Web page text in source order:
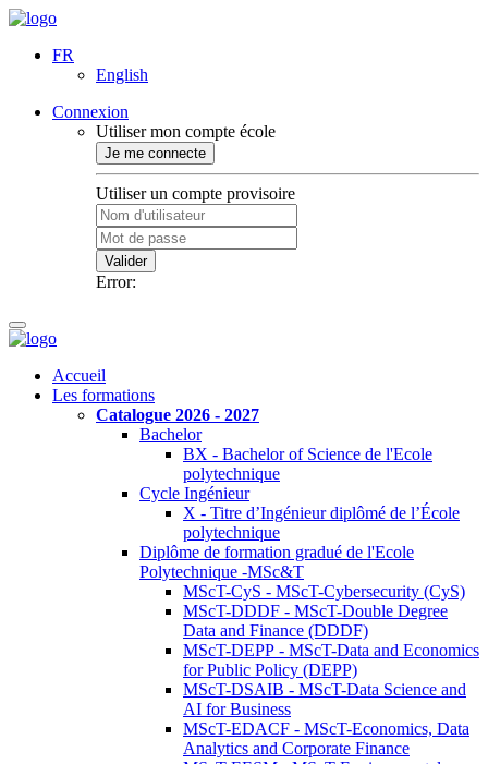
FR
English
Connexion
Utiliser mon compte école
Je me connecte
Utiliser un compte provisoire
Valider
Error:
Accueil
Les formations
Catalogue 2026 - 2027
Bachelor
BX - Bachelor of Science de l'Ecole
polytechnique
Cycle Ingénieur
X - Titre d’Ingénieur diplômé de l’École
polytechnique
Diplôme de formation gradué de l'Ecole
Polytechnique -MSc&T
MScT-CyS - MScT-Cybersecurity (CyS)
MScT-DDDF - MScT-Double Degree
Data and Finance (DDDF)
MScT-DEPP - MScT-Data and Economics
for Public Policy (DEPP)
MScT-DSAIB - MScT-Data Science and
AI for Business
MScT-EDACF - MScT-Economics, Data
Analytics and Corporate Finance